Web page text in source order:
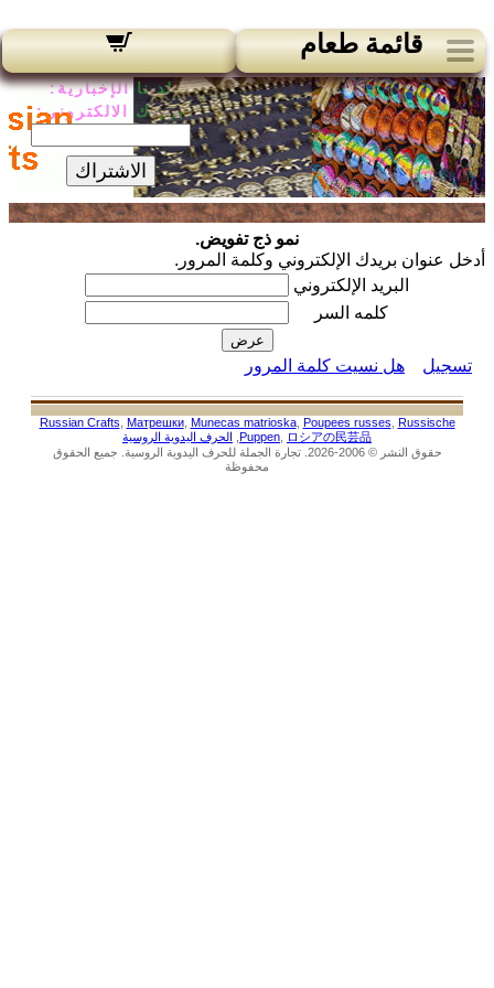
قائمة طعام
لدينا الإخبارية:
بريدك الالكتروني:
الاشتراك
نمو ذج تفويض.
عنوان بريدك الإلكتروني وكلمة المرور.
البريد الإلكتروني
كلمه السر
تسجيل هل نسيت كلمة المرور
Russian Crafts,Матрешки,Munecas matrioska,Poupees russes,Russische
Puppen, ロシアの民芸品
,الحرف اليدوية الروسية
حقوق النشر © 2006-2026. تجارة الجملة للحرف اليدوية الروسية. جميع الحقوق
محفوظة